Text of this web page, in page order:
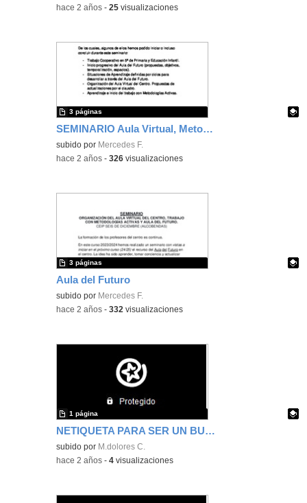
-hace 2 años -25 visualizaciones
SEMINARIO Aula Virtual, Metodologías Activas, Aula del Futuro
Contenido educativo.
subido por Mercedes F.
3 páginas
-hace 2 años -326 visualizaciones
Aula del Futuro
Contenido educativo.
subido por Mercedes F.
3 páginas
-hace 2 años -332 visualizaciones
NETIQUETA PARA SER UN BUEN CIUDADANO DIGITAL
Contenido educativo.
subido por M.dolores C.
1 página
-hace 2 años -4 visualizaciones